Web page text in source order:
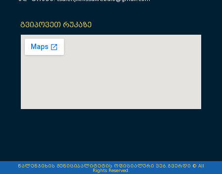
გვიპოვეთ რუკაზე
წალენჯიხის მუნიციპალიტეტის ოფიციალური ვებ.გვერდი © All
Rights Reserved.